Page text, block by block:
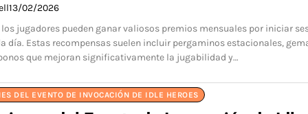
13/02/2026
los jugadores pueden ganar valiosos premios mensuales por iniciar
día. Estas recompensas suelen incluir pergaminos estacionales,
que mejoran significativamente la jugabilidad y…
DEL EVENTO DE INVOCACIÓN DE IDLE HEROES